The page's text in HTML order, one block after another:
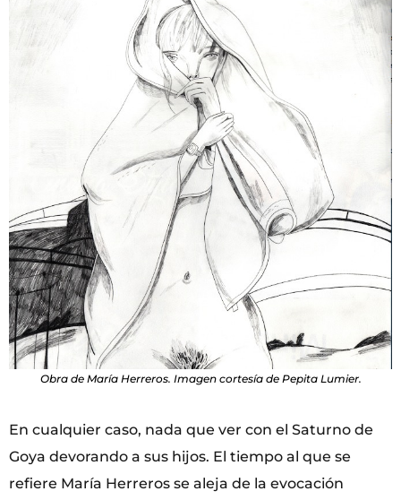
Obra de María Herreros. Imagen cortesía de Pepita Lumier.
En cualquier caso, nada que ver con el Saturno de
Goya devorando a sus hijos. El tiempo al que se
refiere María Herreros se aleja de la evocación